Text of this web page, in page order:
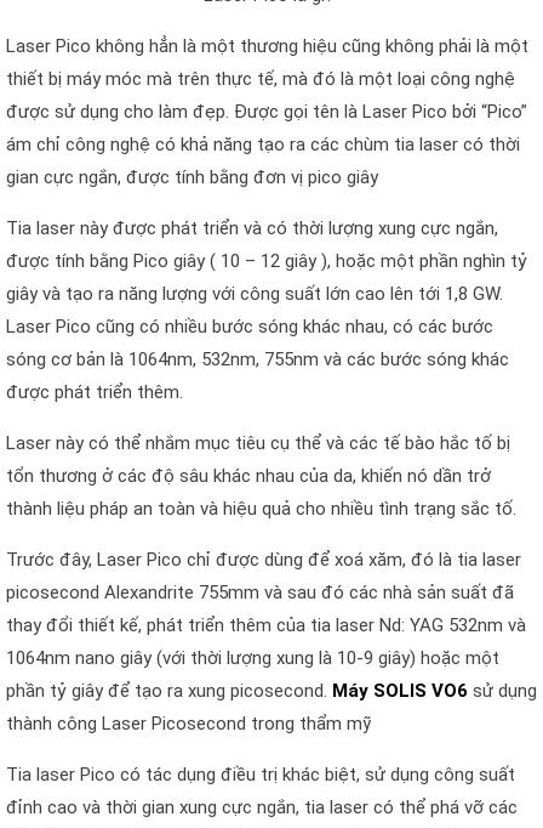
Laser Pico không hẳn là một thương hiệu cũng không phải là một
thiết bị máy móc mà trên thực tế, mà đó là một loại công nghệ
được sử dụng cho làm đẹp. Được gọi tên là Laser Pico bởi “Pico”
ám chỉ công nghệ có khả năng tạo ra các chùm tia laser có thời
gian cực ngắn, được tính bằng đơn vị pico giây
Tia laser này được phát triển và có thời lượng xung cực ngắn,
được tính bằng Pico giây ( 10 – 12 giây ), hoặc một phần nghìn tỷ
giây và tạo ra năng lượng với công suất lớn cao lên tới 1,8 GW.
Laser Pico cũng có nhiều bước sóng khác nhau, có các bước
sóng cơ bản là 1064nm, 532nm, 755nm và các bước sóng khác
được phát triển thêm.
Laser này có thể nhắm mục tiêu cụ thể và các tế bào hắc tố bị
tổn thương ở các độ sâu khác nhau của da, khiến nó dần trở
thành liệu pháp an toàn và hiệu quả cho nhiều tình trạng sắc tố.
Trước đây, Laser Pico chỉ được dùng để xoá xăm, đó là tia laser
picosecond Alexandrite 755mm và sau đó các nhà sản suất đã
thay đổi thiết kế, phát triển thêm của tia laser Nd: YAG 532nm và
1064nm nano giây (với thời lượng xung là 10-9 giây) hoặc một
phần tỷ giây để tạo ra xung picosecond. Máy SOLIS VO6 sử dụng
thành công Laser Picosecond trong thẩm mỹ
Tia laser Pico có tác dụng điều trị khác biệt, sử dụng công suất
đỉnh cao và thời gian xung cực ngắn, tia laser có thể phá vỡ các